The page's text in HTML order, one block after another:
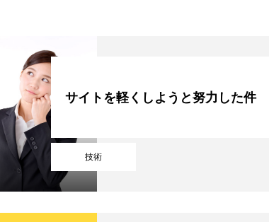
技術
サイトを軽くしようと努力した件